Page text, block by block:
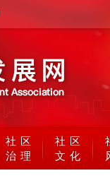
社区
治理
社区
文化